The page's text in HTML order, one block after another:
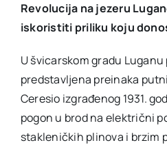
Revolucija na jezeru
iskoristiti priliku koju
U švicarskom gradu
predstavljena preinaka
Ceresio izgrađenog 1931.
pogon u brod na električni
stakleničkih plinova i brzim